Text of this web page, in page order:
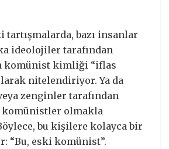
tartışmalarda, bazı insanlar
ideolojiler tarafından
komünist kimliği “iflas
nitelendiriyor. Ya da
zenginler tarafından
komünistler olmakla
bu kişilere kolayca bir
“Bu, eski komünist”.